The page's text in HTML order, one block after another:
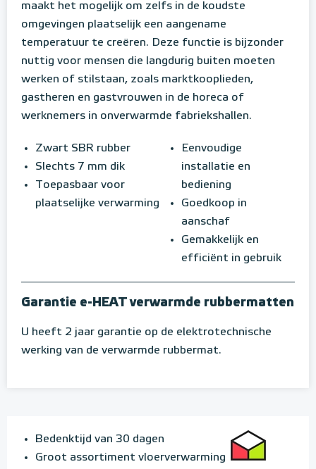
maakt het mogelijk om zelfs in de koudste
omgevingen plaatselijk een aangename
temperatuur te creëren. Deze functie is bijzonder
nuttig voor mensen die langdurig buiten moeten
werken of stilstaan, zoals marktkooplieden,
gastheren en gastvrouwen in de horeca of
werknemers in onverwarmde fabriekshallen.
Zwart SBR rubber
Slechts 7 mm dik
Toepasbaar voor
plaatselijke verwarming
Eenvoudige
installatie en
bediening
Goedkoop in
aanschaf
Gemakkelijk en
efficiënt in gebruik
Garantie e-HEAT verwarmde rubbermatten
U heeft 2 jaar garantie op de elektrotechnische
werking van de verwarmde rubbermat.
Bedenktijd van 30 dagen
Groot assortiment vloerverwarming